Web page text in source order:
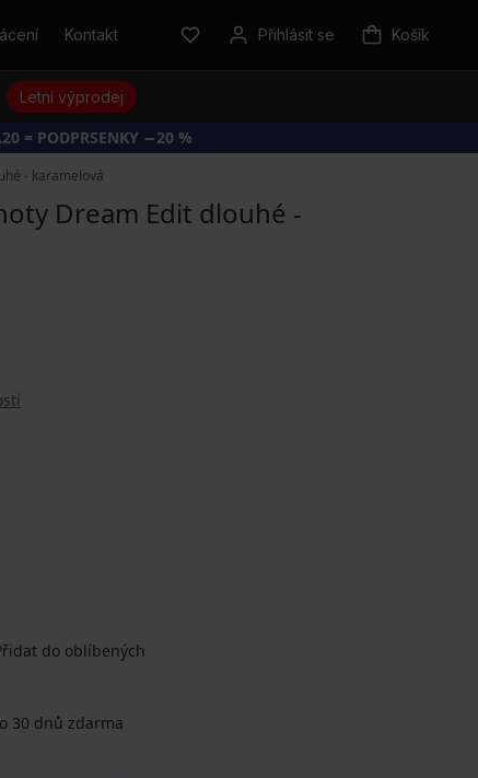
Kontakt Přihlásit se Košík
Letní výprodej
= PODPRSENKY −20 %
- karamelová
Dream Edit dlouhé -
do oblíbených
30 dnů zdarma